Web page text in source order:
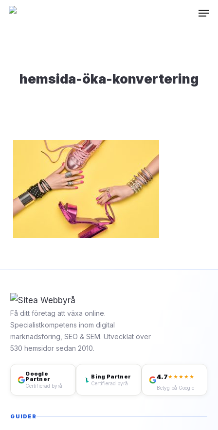
Skip
hemsida-öka-konvertering
Få ditt företag att växa online.
Specialistkompetens inom digital
marknadsföring, SEO & SEM. Utvecklat över
530 hemsidor sedan 2010.
Google
Partner
Certifierad byrå
Bing Partner
Certifierad byrå
4.7★★★★★
Betyg på Google
GUIDER